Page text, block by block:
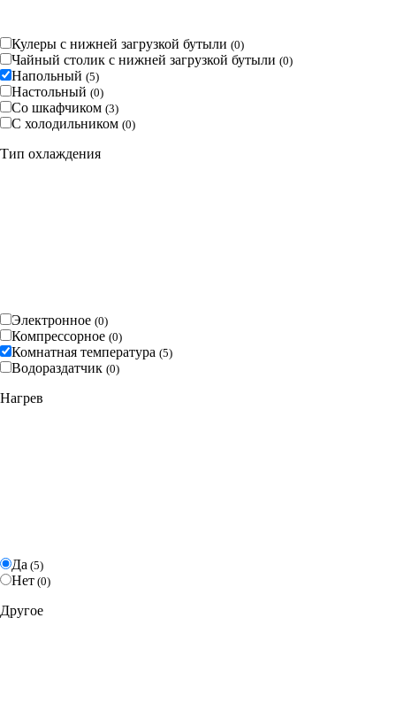
Кулеры с нижней загрузкой бутыли (0)
Чайный столик с нижней загрузкой бутыли (0)
Напольный (5)
Настольный (0)
Со шкафчиком (3)
С холодильником (0)
Тип охлаждения
Электронное (0)
Компрессорное (0)
Комнатная температура (5)
Водораздатчик (0)
Нагрев
Да (5)
Нет (0)
Другое